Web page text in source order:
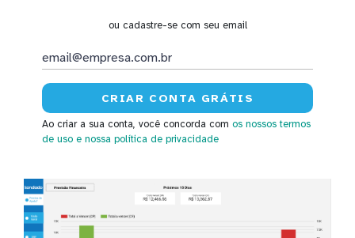
ou cadastre-se com seu email
Ao criar a sua conta, você concorda com os nossos termos
de uso e nossa política de privacidade